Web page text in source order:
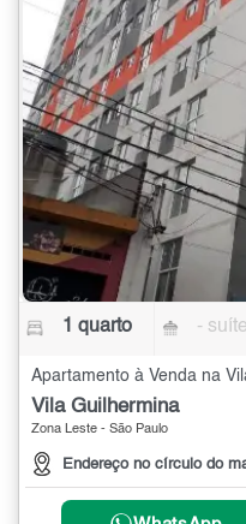
1 quarto - suíte
Apartamento à Venda na
Vila Guilhermina
Zona Leste - São Paulo
Endereço no círculo do